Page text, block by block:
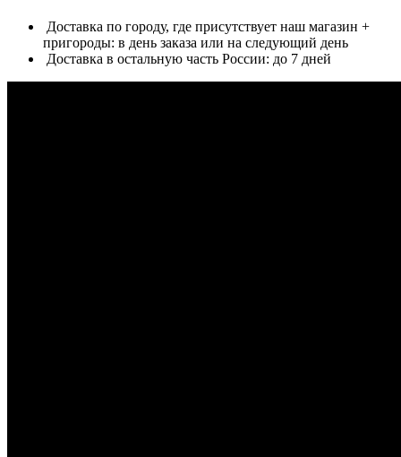
Доставка по городу, где присутствует наш магазин +
пригороды: в день заказа или на следующий день
Доставка в остальную часть России: до 7 дней